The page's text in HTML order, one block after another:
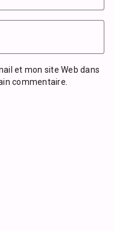
et mon site Web dans
commentaire.